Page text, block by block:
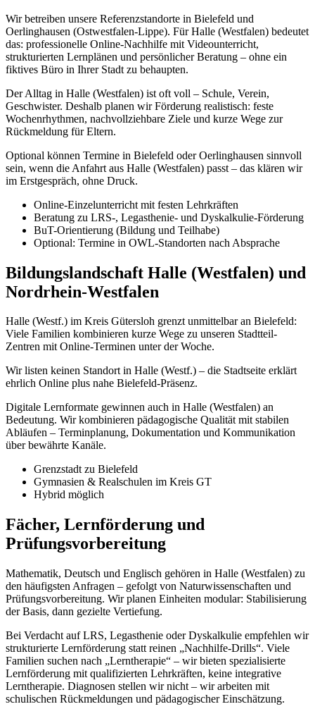
Wir betreiben unsere Referenzstandorte in Bielefeld und
Oerlinghausen (Ostwestfalen-Lippe). Für Halle (Westfalen) bedeutet
das: professionelle Online-Nachhilfe mit Videounterricht,
strukturierten Lernplänen und persönlicher Beratung – ohne ein
fiktives Büro in Ihrer Stadt zu behaupten.
Der Alltag in Halle (Westfalen) ist oft voll – Schule, Verein,
Geschwister. Deshalb planen wir Förderung realistisch: feste
Wochenrhythmen, nachvollziehbare Ziele und kurze Wege zur
Rückmeldung für Eltern.
Optional können Termine in Bielefeld oder Oerlinghausen sinnvoll
sein, wenn die Anfahrt aus Halle (Westfalen) passt – das klären wir
im Erstgespräch, ohne Druck.
Online-Einzelunterricht mit festen Lehrkräften
Beratung zu LRS-, Legasthenie- und Dyskalkulie-Förderung
BuT-Orientierung (Bildung und Teilhabe)
Optional: Termine in OWL-Standorten nach Absprache
Bildungslandschaft Halle (Westfalen) und
Nordrhein-Westfalen
Halle (Westf.) im Kreis Gütersloh grenzt unmittelbar an Bielefeld:
Viele Familien kombinieren kurze Wege zu unseren Stadtteil-
Zentren mit Online-Terminen unter der Woche.
Wir listen keinen Standort in Halle (Westf.) – die Stadtseite erklärt
ehrlich Online plus nahe Bielefeld-Präsenz.
Digitale Lernformate gewinnen auch in Halle (Westfalen) an
Bedeutung. Wir kombinieren pädagogische Qualität mit stabilen
Abläufen – Terminplanung, Dokumentation und Kommunikation
über bewährte Kanäle.
Grenzstadt zu Bielefeld
Gymnasien & Realschulen im Kreis GT
Hybrid möglich
Fächer, Lernförderung und
Prüfungsvorbereitung
Mathematik, Deutsch und Englisch gehören in Halle (Westfalen) zu
den häufigsten Anfragen – gefolgt von Naturwissenschaften und
Prüfungsvorbereitung. Wir planen Einheiten modular: Stabilisierung
der Basis, dann gezielte Vertiefung.
Bei Verdacht auf LRS, Legasthenie oder Dyskalkulie empfehlen wir
strukturierte Lernförderung statt reinen „Nachhilfe-Drills“. Viele
Familien suchen nach „Lerntherapie“ – wir bieten spezialisierte
Lernförderung mit qualifizierten Lehrkräften, keine integrative
Lerntherapie. Diagnosen stellen wir nicht – wir arbeiten mit
schulischen Rückmeldungen und pädagogischer Einschätzung.